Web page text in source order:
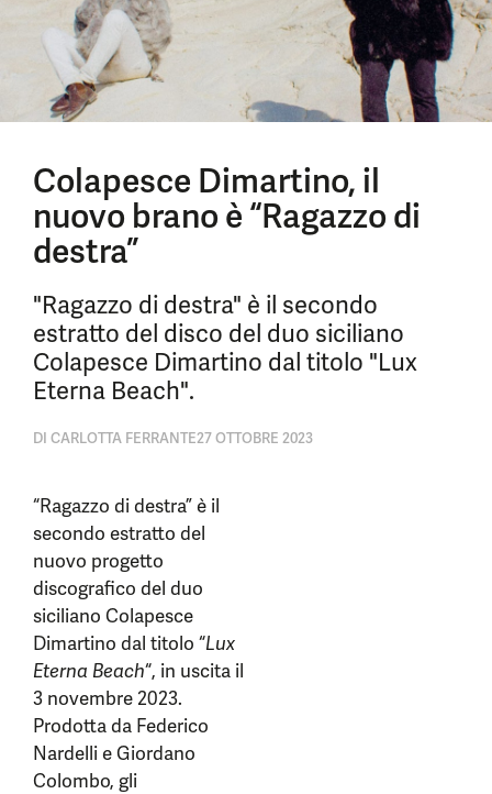
Colapesce Dimartino, il
nuovo brano è “Ragazzo di
destra”
"Ragazzo di destra" è il secondo
estratto del disco del duo siciliano
Colapesce Dimartino dal titolo "Lux
Eterna Beach".
DI CARLOTTA FERRANTE27 OTTOBRE 2023
“Ragazzo di destra” è il
secondo estratto del
nuovo progetto
discografico del duo
siciliano Colapesce
Dimartino dal titolo “Lux
Eterna Beach“, in uscita il
3 novembre 2023.
Prodotta da Federico
Nardelli e Giordano
Colombo, gli